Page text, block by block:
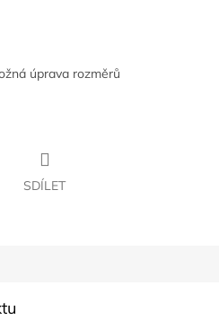
úprava rozměrů
SDÍLET